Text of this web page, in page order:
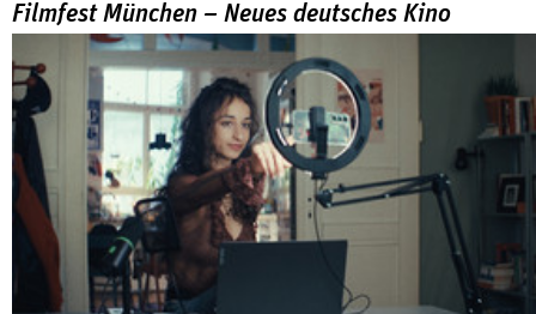
Filmfest München – Neues deutsches Kino